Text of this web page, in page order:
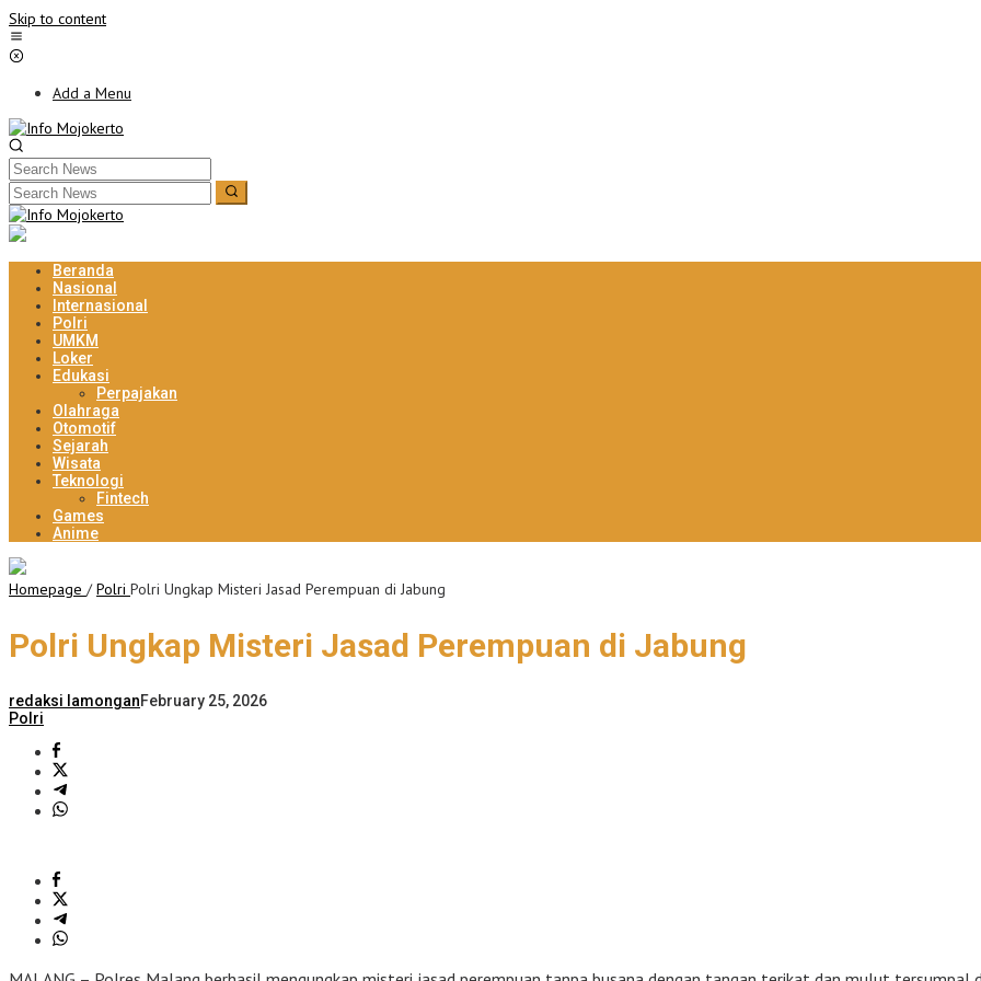
Skip to content
Add a Menu
Beranda
Nasional
Internasional
Polri
UMKM
Loker
Edukasi
Perpajakan
Olahraga
Otomotif
Sejarah
Wisata
Teknologi
Fintech
Games
Anime
Homepage / Polri Polri Ungkap Misteri Jasad Perempuan di Jabung
Polri Ungkap Misteri Jasad Perempuan di Jabung
redaksi lamonganFebruary 25, 2026
Polri